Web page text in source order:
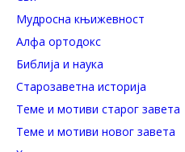
Mудросна књижевност
Алфа ортодокс
Библија и наука
Старозаветна историја
Теме и мотиви старог завета
Теме и мотиви новог завета